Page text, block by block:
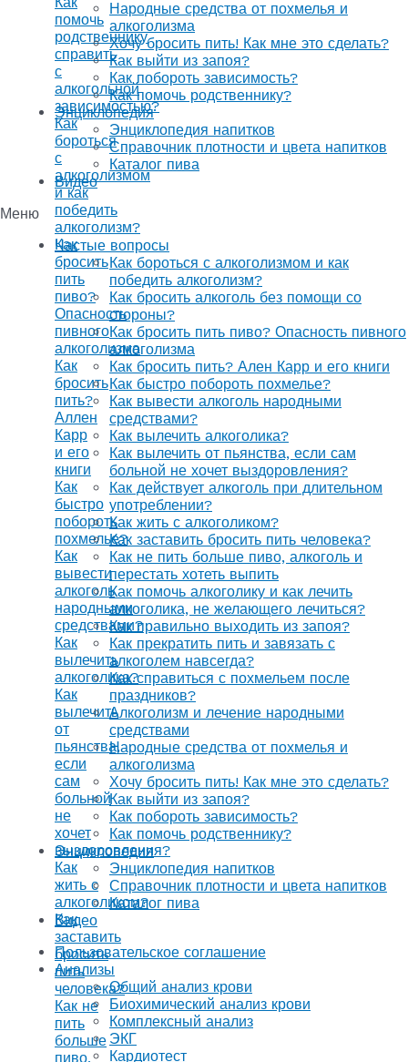
помочь
родственнику
справить
с
алкогольной
зависимостью?
Как
бороться
с
алкоголизмом
и как
победить
алкоголизм?
Как
бросить
пить
пиво?
Опасность
пивного
алкоголизма
Как
бросить
пить?
Аллен
Карр
и его
книги
Как
быстро
побороть
похмелье?
Как
вывести
алкоголь
народными
средствами?
Как
вылечить
алкоголика?
Как
вылечить
от
пьянства,
если
сам
больной
не
хочет
выздоровления?
Как
жить с
алкоголиком?
Как
заставить
бросить
пить
человека?
Как не
пить
больше
пиво,
Народные средства от похмелья и
алкоголизма
Хочу бросить пить! Как мне это сделать?
Как выйти из запоя?
Как побороть зависимость?
Как помочь родственнику?
Энциклопедия
Энциклопедия напитков
Справочник плотности и цвета напитков
Каталог пива
Видео
Меню
Частые вопросы
Как бороться с алкоголизмом и как
победить алкоголизм?
Как бросить алкоголь без помощи со
стороны?
Как бросить пить пиво? Опасность пивного
алкоголизма
Как бросить пить? Ален Карр и его книги
Как быстро побороть похмелье?
Как вывести алкоголь народными
средствами?
Как вылечить алкоголика?
Как вылечить от пьянства, если сам
больной не хочет выздоровления?
Как действует алкоголь при длительном
употреблении?
Как жить с алкоголиком?
Как заставить бросить пить человека?
Как не пить больше пиво, алкоголь и
перестать хотеть выпить
Как помочь алкоголику и как лечить
алкоголика, не желающего лечиться?
Как правильно выходить из запоя?
Как прекратить пить и завязать с
алкоголем навсегда?
Как справиться с похмельем после
праздников?
Алкоголизм и лечение народными
средствами
Народные средства от похмелья и
алкоголизма
Хочу бросить пить! Как мне это сделать?
Как выйти из запоя?
Как побороть зависимость?
Как помочь родственнику?
Энциклопедия
Энциклопедия напитков
Справочник плотности и цвета напитков
Каталог пива
Видео
Пользовательское соглашение
Анализы
Общий анализ крови
Биохимический анализ крови
Комплексный анализ
ЭКГ
Кардиотест